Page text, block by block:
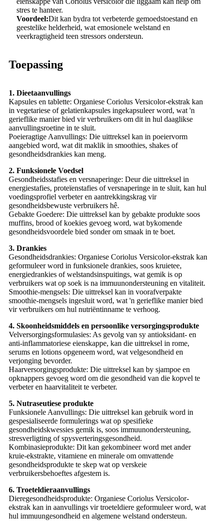
stres te hanteer.
Voordeel:Dit kan bydra tot verbeterde gemoedstoestand en
geestelike helderheid, wat emosionele welstand en
veerkragtigheid teen stressors ondersteun.
Toepassing
1. Dieetaanvullings
Kapsules en tablette: Organiese Coriolus Versicolor-ekstrak kan
in vegetariese of gelatienkapsules ingekapsuleer word, wat 'n
gerieflike manier bied vir verbruikers om dit in hul daaglikse
aanvullingsroetine in te sluit.
Poeieragtige Aanvullings: Die uittreksel kan in poeiervorm
aangebied word, wat dit maklik in smoothies, shakes of
gesondheidsdrankies kan meng.
2. Funksionele Voedsel
Gesondheidsstafies en versnaperinge: Deur die uittreksel in
energiestafies, proteïenstafies of versnaperinge in te sluit, kan hul
voedingsprofiel verbeter en aantrekkingskrag vir
gesondheidsbewuste verbruikers hê.
Gebakte Goedere: Die uittreksel kan by gebakte produkte soos
muffins, brood of koekies gevoeg word, wat bykomende
gesondheidsvoordele bied sonder om smaak in te boet.
3. Drankies
Gesondheidsdrankies: Organiese Coriolus Versicolor-ekstrak kan
geformuleer word in funksionele drankies, soos kruietee,
energiedrankies of welstandsinspuitings, wat gemik is op
verbruikers wat op soek is na immuunondersteuning en vitaliteit.
Smoothie-mengsels: Die uittreksel kan in voorafverpakte
smoothie-mengsels ingesluit word, wat 'n gerieflike manier bied
vir verbruikers om hul nutriëntinname te verhoog.
4. Skoonheidsmiddels en persoonlike versorgingsprodukte
Velversorgingsformulasies: As gevolg van sy antioksidant- en
anti-inflammatoriese eienskappe, kan die uittreksel in rome,
serums en lotions opgeneem word, wat velgesondheid en
verjonging bevorder.
Haarversorgingsprodukte: Die uittreksel kan by sjampoe en
opknappers gevoeg word om die gesondheid van die kopvel te
verbeter en haarvitaliteit te verbeter.
5. Nutraseutiese produkte
Funksionele Aanvullings: Die uittreksel kan gebruik word in
gespesialiseerde formulerings wat op spesifieke
gesondheidskwessies gemik is, soos immuunondersteuning,
stresverligting of spysverteringsgesondheid.
Kombinasieprodukte: Dit kan gekombineer word met ander
kruie-ekstrakte, vitamiene en minerale om omvattende
gesondheidsprodukte te skep wat op verskeie
verbruikersbehoeftes afgestem is.
6. Troeteldieraanvullings
Dieregesondheidsprodukte: Organiese Coriolus Versicolor-
ekstrak kan in aanvullings vir troeteldiere geformuleer word, wat
hul immuungesondheid en algemene welstand ondersteun.